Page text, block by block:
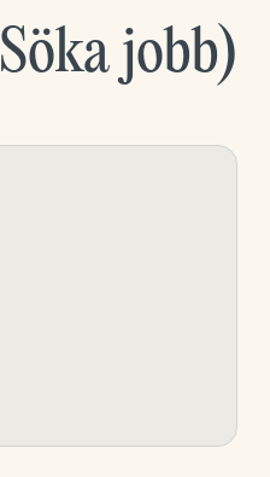
Söka jobb)